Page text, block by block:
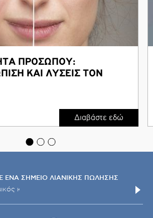
ΠΡΟΣΩΠΟΥ:
ΚΑΙ ΛΥΣΕΙΣ ΤΟΝ
Διαβάστε εδώ
ΕΝΑ ΣΗΜΕΙΟ ΛΙΑΝΙΚΗΣ ΠΩΛΗΣΗΣ